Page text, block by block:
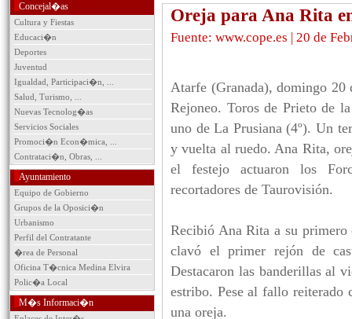
Concejal�as
Cultura y Fiestas
Educaci�n
Deportes
Juventud
Igualdad, Participaci�n, ...
Salud, Turismo, ...
Nuevas Tecnolog�as
Servicios Sociales
Promoci�n Econ�mica, ...
Contrataci�n, Obras, ...
Ayuntamiento
Equipo de Gobierno
Grupos de la Oposici�n
Urbanismo
Perfil del Contratante
�rea de Personal
Oficina T�cnica Medina Elvira
Polic�a Local
M�s Informaci�n
Oreja para Ana Rita
Fuente: www.cope.es | 20 de
Atarfe (Granada), domingo 20
Rejoneo. Toros de Prieto de
uno de La Prusiana (4º). Un
y vuelta al ruedo. Ana Rita,
el festejo actuaron los
recortadores de Taurovisión.
Recibió Ana Rita a su primero
clavó el primer rejón de
Destacaron las banderillas al
estribo. Pese al fallo reiterado
una oreja.